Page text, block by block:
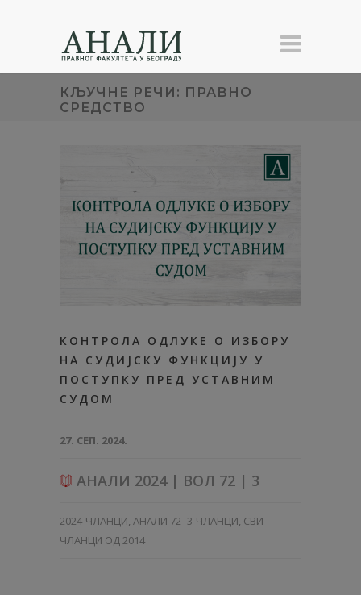
КЉУЧНЕ РЕЧИ: ПРАВНО
СРЕДСТВО
КОНТРОЛА ОДЛУКE О ИЗБОРУ
НА СУДИЈСКУ ФУНКЦИЈУ У
ПОСТУПКУ ПРЕД УСТАВНИМ
СУДОМ
27. СЕП. 2024.
АНАЛИ 2024 | ВОЛ 72 | 3
2024-ЧЛАНЦИ, АНАЛИ 72–3-ЧЛАНЦИ, СВИ
ЧЛАНЦИ ОД 2014